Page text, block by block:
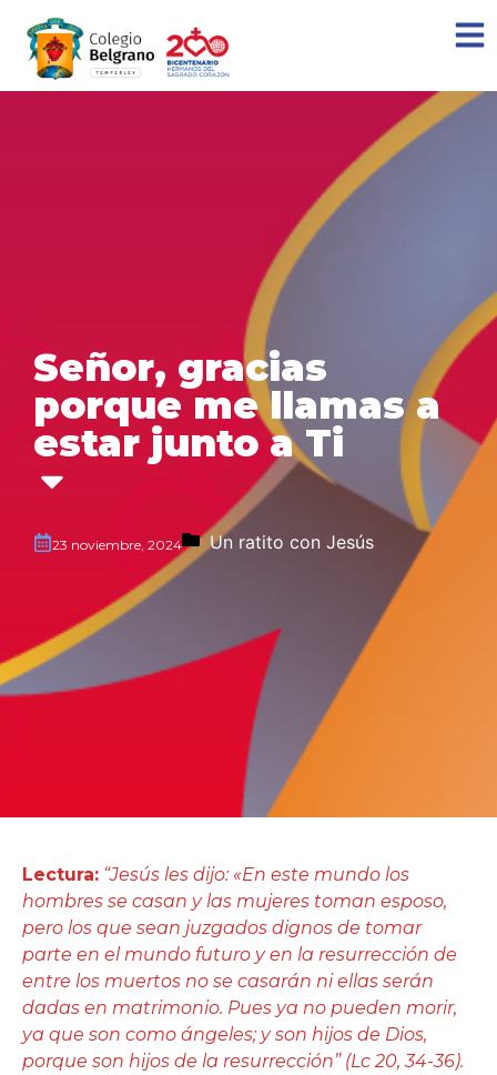
Señor, gracias
porque me llamas a
estar junto a Ti
23 noviembre, 2024 Un ratito con Jesús
Lectura: “Jesús les dijo: «En este mundo los
hombres se casan y las mujeres toman esposo,
pero los que sean juzgados dignos de tomar
parte en el mundo futuro y en la resurrección de
entre los muertos no se casarán ni ellas serán
dadas en matrimonio. Pues ya no pueden morir,
ya que son como ángeles; y son hijos de Dios,
porque son hijos de la resurrección” (Lc 20, 34-36).